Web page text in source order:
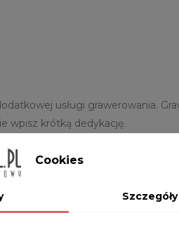
usługi grawerowania.
wpisz krótką dedykację.
grawerowaniem na
Cookies
Szczegóły